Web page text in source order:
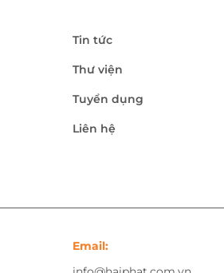
Tin tức
Thư viện
Tuyển dụng
Liên hệ
Email: